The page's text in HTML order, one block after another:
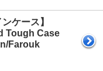
ケース】
Tough Case
Farouk